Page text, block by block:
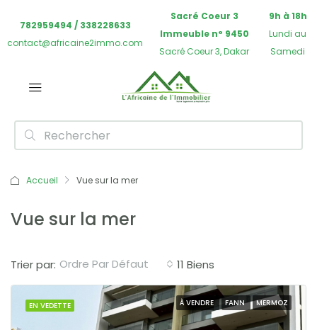
782959494 / 338228633
contact@africaine2immo.com
Sacré Coeur 3
Immeuble n° 9450
Sacré Coeur 3, Dakar
9h à 18h
Lundi au
Samedi
Accueil Vue sur la mer
Vue sur la mer
11 Biens
Trier par: Ordre Par Défaut
EN VEDETTE À VENDRE FANN MERMOZ